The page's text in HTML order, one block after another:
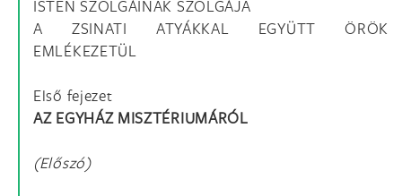
ISTEN SZOLGÁINAK SZOLGÁJA
A ZSINATI ATYÁKKAL EGYÜTT ÖRÖK
EMLÉKEZETÜL
Első fejezet
AZ EGYHÁZ MISZTÉRIUMÁRÓL
(Előszó)